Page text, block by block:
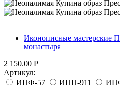
Иконописные мастерские
монастыря
2 150.00 Р
Артикул:
ИПФ-57
ИПП-911